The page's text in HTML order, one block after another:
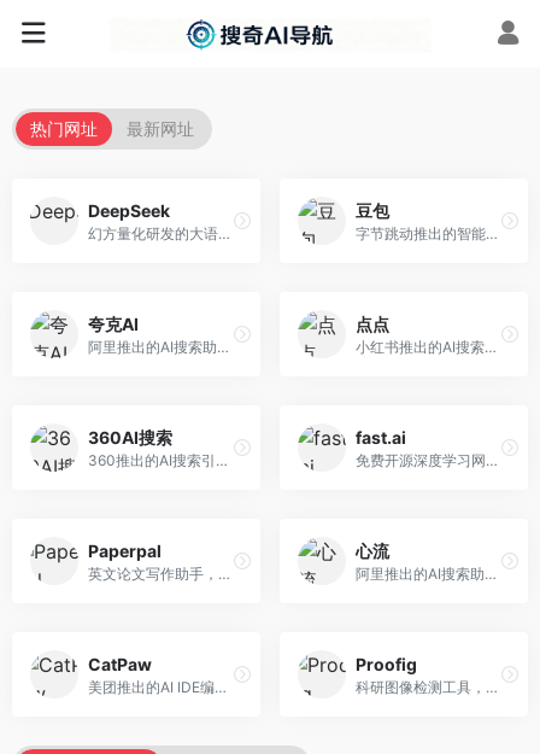
热门网址 最新网址
DeepSeek
幻方量化研发的大语言模型平台，专注于深度推理和代码生成能力。面向开发者、研究人员和技术爱好者，提供强大的逻辑推理和数学计算功能，开源生态完善，API接口友好。
豆包
字节跳动推出的智能对话助手平台，提供文本创作、知识问答、英语学习等多种AI服务。面向普通用户和内容创作者，支持多轮对话和文件解析，免费使用，响应速度快，中文理解能力强。
夸克AI
阿里推出的AI搜索助手，整合搜索与AI功能。面向年轻用户，提供智能搜索、文档处理、学习辅助等服务，与夸克生态深度整合。
点点
小红书推出的AI搜索应用，专注于生活方式内容搜索。面向小红书用户，提供生活攻略、消费决策、内容推荐等服务，生活方式内容丰富。
360AI搜索
360推出的AI搜索引擎，专注于安全智能搜索。面向普通用户，提供智能问答、网页搜索、内容整理等服务，安全防护能力强。
fast.ai
免费开源深度学习网站，专注于实用AI教学。面向开发者，提供免费深度学习课程、实战项目、代码库等资源，学习门槛低。
Paperpal
英文论文写作助手，专注于学术英语润色。面向需要发表国际期刊的研究者，提供语法检查、学术表达优化、格式规范等服务，英语表达地道专业。
心流
阿里推出的AI搜索助手，专注于智能信息获取。面向普通用户，提供智能搜索、内容整理、知识问答等服务，与阿里生态深度整合。
CatPaw
美团推出的AI IDE编程工具，专注于本地开发生态。面向开发者，提供智能代码补全、代码生成、项目管理等服务，本地开发体验好。
Proofig
科研图像检测工具，专注于学术图像完整性验证。面向科研人员，提供图像检测、重复分析、报告生成等服务，学术检测专业。